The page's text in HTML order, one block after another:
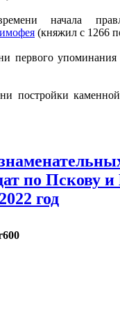
начала
(княжил с 1266
первого
постройки
по Пскову и
год